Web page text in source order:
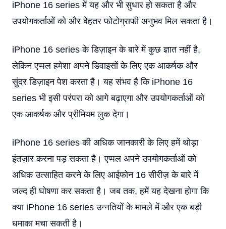
iPhone 16 series में यह और भी सुधार हो सकता है और
उपयोगकर्ताओं को और बेहतर फोटोग्राफी अनुभव मिल सकता है।
iPhone 16 series के डिज़ाइन के बारे में कुछ ज्ञात नहीं है,
लेकिन एप्पल हमेशा अपने डिवाइसों के लिए एक आकर्षक और
सुंदर डिज़ाइन पेश करता है। यह संभव है कि iPhone 16
series भी इसी परंपरा को आगे बढ़ाएगा और उपयोगकर्ताओं को
एक आकर्षक और प्रीमियम लुक देगा।
iPhone 16 series की अधिक जानकारी के लिए हमें थोड़ा
इंतज़ार करना पड़ सकता है। एप्पल अपने उपयोगकर्ताओं को
अधिक उत्साहित करने के लिए आईफोन 16 सीरीज़ के बारे में
जल्द ही घोषणा कर सकता है। जब तक, हमें यह देखना होगा कि
क्या iPhone 16 series उन्नतियों के मामले में और एक बड़ी
धमाका मचा सकती है।